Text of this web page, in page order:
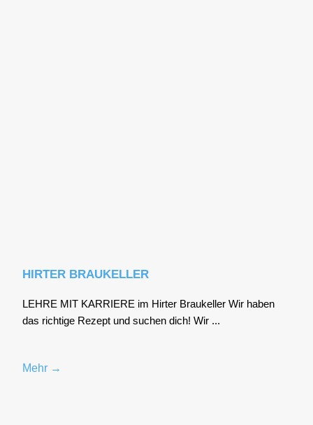
HIRTER BRAUKELLER
LEHRE MIT KARRIERE im Hirter Brau­kel­ler Wir haben
das rich­ti­ge Rezept und suchen dich! Wir ...
Mehr →